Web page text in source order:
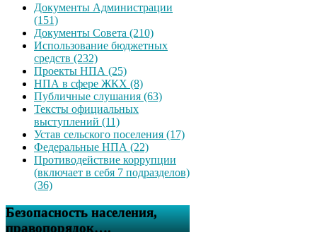
Документы Администрации
(151)
Документы Совета (210)
Использование бюджетных
средств (232)
Проекты НПА (25)
НПА в сфере ЖКХ (8)
Публичные слушания (63)
Тексты официальных
выступлений (11)
Устав сельского поселения (17)
Федеральные НПА (22)
Противодействие коррупции
(включает в себя 7 подразделов)
(36)
Безопасность населения,
правопорядок….